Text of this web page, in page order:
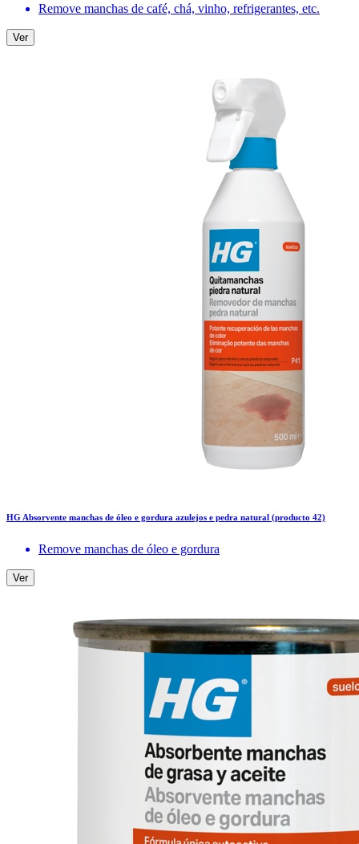
Remove manchas de café, chá, vinho, refrigerantes, etc.
Ver
HG Absorvente manchas de óleo e gordura azulejos e pedra natural (producto 42)
Remove manchas de óleo e gordura
Ver